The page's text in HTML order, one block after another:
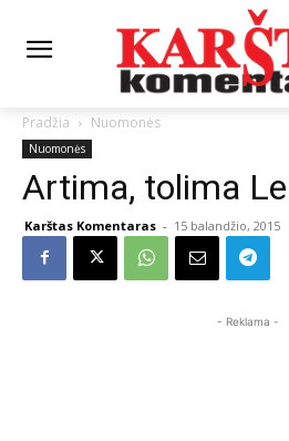
Pradžia Nuomonės
Nuomonės
Artima, tolima
Karštas Komentaras - 15 balandžio, 2015
- Reklama -